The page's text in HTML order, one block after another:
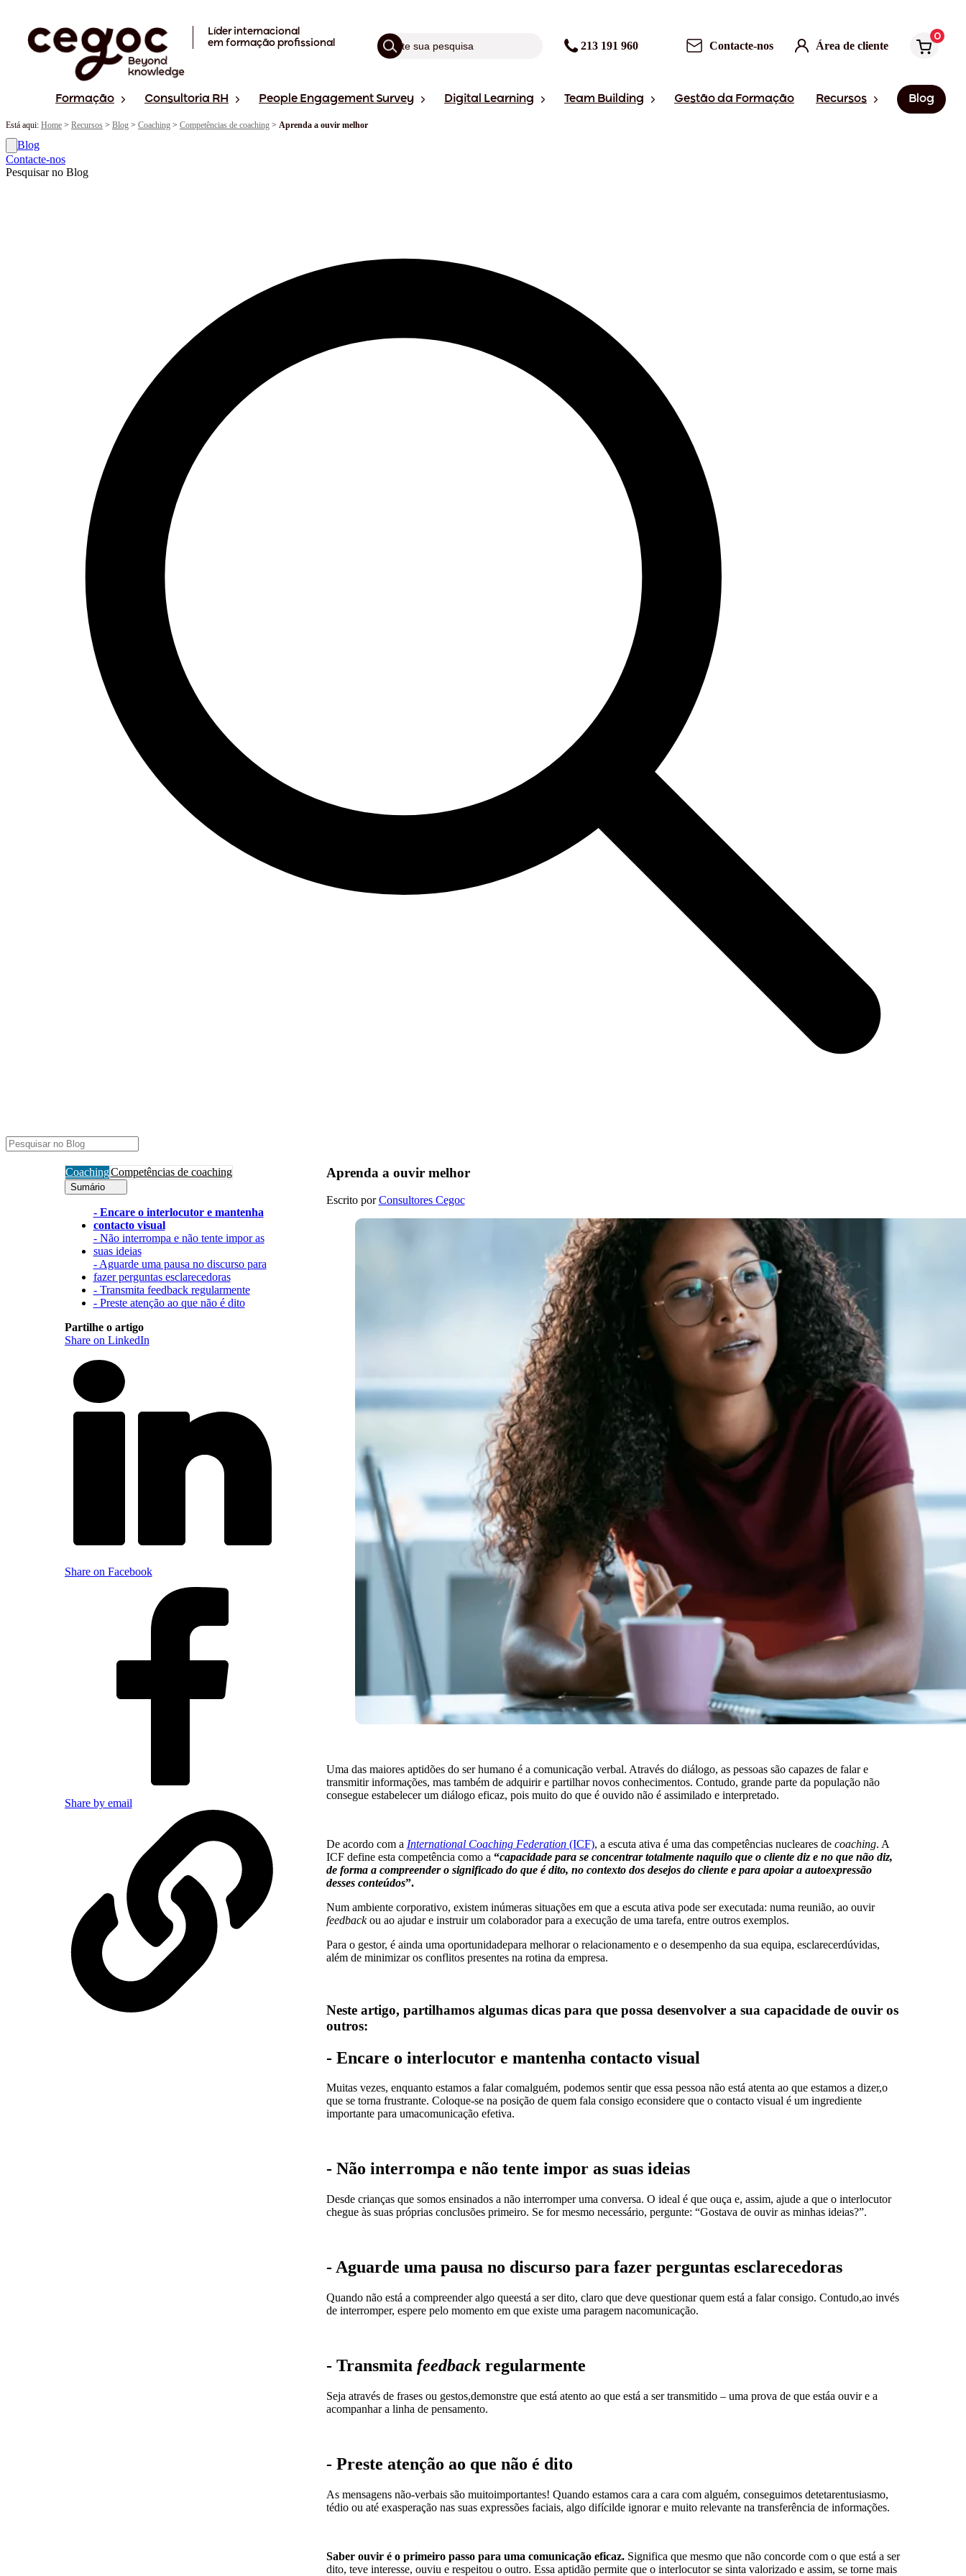
Líder internacional
em formação profissional
213 191 960 Contacte-nos Área de cliente
0
Formação Consultoria RH People Engagement Survey Digital Learning Team Building Gestão da Formação Recursos Blog
Está aqui: Home > Recursos > Blog > Coaching > Competências de coaching > Aprenda a ouvir melhor
Blog
Contacte-nos
Pesquisar no Blog
CoachingCompetências de coaching
Sumário
- Encare o interlocutor e mantenha
contacto visual
- Não interrompa e não tente impor as
suas ideias
- Aguarde uma pausa no discurso para
fazer perguntas esclarecedoras
- Transmita feedback regularmente
- Preste atenção ao que não é dito
Partilhe o artigo
Share on LinkedIn
Share on Facebook
Share by email
Aprenda a ouvir melhor
Escrito porConsultores Cegoc
Uma das maiores aptidões do ser humano é a comunicação verbal. Através do diálogo, as pessoas são capazes de falar e
transmitir informações, mas também de adquirir e partilhar novos conhecimentos. Contudo, grande parte da população não
consegue estabelecer um diálogo eficaz, pois muito do que é ouvido não é assimilado e interpretado.
De acordo com a International Coaching Federation(ICF), a escuta ativa é uma das competências nucleares de coaching. A
ICF define esta competência como a “capacidade para se concentrar totalmente naquilo que o cliente diz e no que não diz,
de forma a compreender o significado do que é dito, no contexto dos desejos do cliente e para apoiar a autoexpressão
desses conteúdos”.
Num ambiente corporativo, existem inúmeras situações em que a escuta ativa pode ser executada: numa reunião, ao ouvir
feedbackou ao ajudar e instruir um colaborador para a execução de uma tarefa, entre outros exemplos.
Para o gestor, é ainda uma oportunidadepara melhorar o relacionamento e o desempenho da sua equipa, esclarecerdúvidas,
além de minimizar os conflitos presentes na rotina da empresa.
Neste artigo, partilhamos algumas dicas para que possa desenvolver a sua capacidade de ouvir os
outros:
- Encare o interlocutor e mantenha contacto visual
Muitas vezes, enquanto estamos a falar comalguém, podemos sentir que essa pessoa não está atenta ao que estamos a dizer,o
que se torna frustrante. Coloque-se na posição de quem fala consigo econsidere que o contacto visual é um ingrediente
importante para umacomunicação efetiva.
- Não interrompa e não tente impor as suas ideias
Desde crianças que somos ensinados a não interromper uma conversa. O ideal é que ouça e, assim, ajude a que o interlocutor
chegue às suas próprias conclusões primeiro. Se for mesmo necessário, pergunte: “Gostava de ouvir as minhas ideias?”.
- Aguarde uma pausa no discurso para fazer perguntas esclarecedoras
Quando não está a compreender algo queestá a ser dito, claro que deve questionar quem está a falar consigo. Contudo,ao invés
de interromper, espere pelo momento em que existe uma paragem nacomunicação.
-Transmita feedbackregularmente
Seja através de frases ou gestos,demonstre que está atento ao que está a ser transmitido – uma prova de que estáa ouvir e a
acompanhar a linha de pensamento.
- Preste atenção ao que não é dito
As mensagens não-verbais são muitoimportantes! Quando estamos cara a cara com alguém, conseguimos detetarentusiasmo,
tédio ou até exasperação nas suas expressões faciais, algo difícilde ignorar e muito relevante na transferência de informações.
Saber ouvir é o primeiro passo para uma comunicação eficaz.Significa que mesmo que não concorde com o que está a ser
dito, teve interesse, ouviu e respeitou o outro. Essa aptidão permite que o interlocutor se sinta valorizado e assim, se torne mais